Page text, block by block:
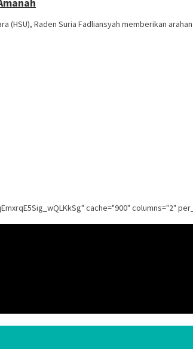
(HSU), Raden Suria Fadliansyah memberikan
cache="900" columns="2"